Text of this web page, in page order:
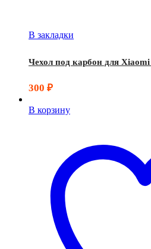
В закладки
Чехол под карбон для
300 ₽
В корзину